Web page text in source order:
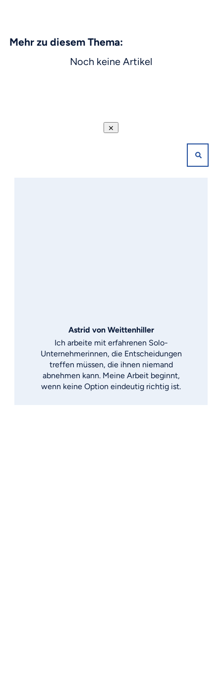
Mehr zu diesem Thema:
Astrid von Weittenhiller
Ich arbeite mit erfahrenen Solo-
Unternehmerinnen, die Entscheidungen
treffen müssen, die ihnen niemand
abnehmen kann. Meine Arbeit beginnt,
wenn keine Option eindeutig richtig ist.